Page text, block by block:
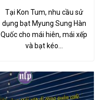
Tại Kon Tum, nhu cầu sử
dụng bạt Myung Sung Hàn
Quốc cho mái hiên, mái xếp
và bạt kéo…